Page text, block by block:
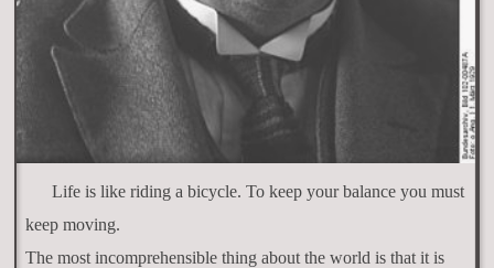
Life is like riding a bicycle. To keep your balance you must
keep moving.
The most incomprehensible thing about the world is that it is